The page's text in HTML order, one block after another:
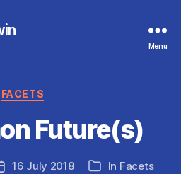
Menu
Categories
FACETS
Future(s)
16 July 2018 Categories
In Facets